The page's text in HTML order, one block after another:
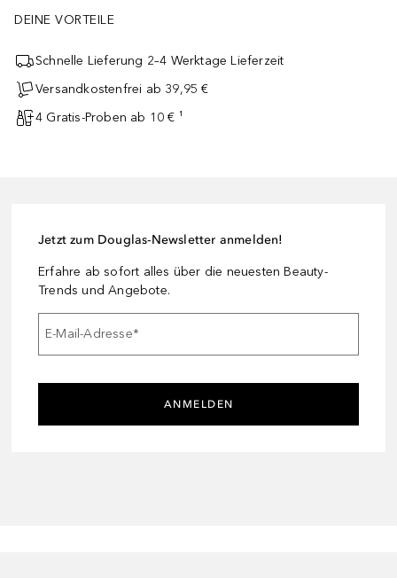
DEINE VORTEILE
Schnelle Lieferung 2–4 Werktage Lieferzeit
Versandkostenfrei ab 39,95 €
4 Gratis-Proben ab 10 € ¹
Jetzt zum Douglas-Newsletter anmelden!
Erfahre ab sofort alles über die neuesten Beauty-
Trends und Angebote.
E-Mail-Adresse*
ANMELDEN